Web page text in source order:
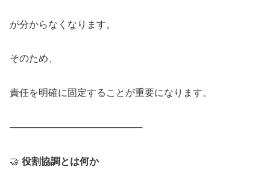
が分からなくなります。
そのため、
責任を明確に固定することが重要になります。
────────────────────
🤝 役割協調とは何か